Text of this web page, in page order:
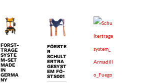
FORST-
TRAGE
SYSTE
M-SET
MADE
IN
GERMA
NY
FÖRSTE
R
SCHULT
ERTRA
GESYST
EM FÖ-
STS001